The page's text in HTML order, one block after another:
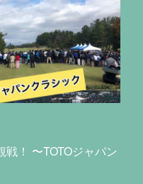
戦！ 〜TOTOジャパン